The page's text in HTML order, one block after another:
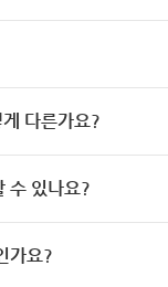
다른가요?
수 있나요?
가요?